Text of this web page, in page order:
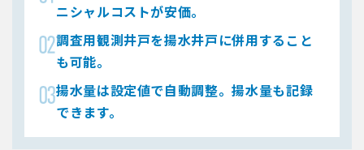
ニシャルコストが安価。
調査用観測井戸を揚水井戸に併用すること
も可能。
揚水量は設定値で自動調整。揚水量も記録
できます。